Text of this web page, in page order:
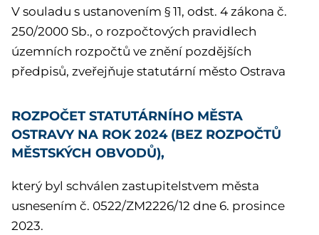
V souladu s ustanovením § 11, odst. 4 zákona č.
250/2000 Sb., o rozpočtových pravidlech
územních rozpočtů ve znění pozdějších
předpisů, zveřejňuje statutární město Ostrava
ROZPOČET STATUTÁRNÍHO MĚSTA
OSTRAVY NA ROK 2024 (BEZ ROZPOČTŮ
MĚSTSKÝCH OBVODŮ),
který byl schválen zastupitelstvem města
usnesením č. 0522/ZM2226/12 dne 6. prosince
2023.